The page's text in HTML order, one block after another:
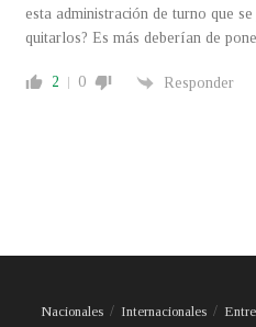
esta administración de turno que
quitarlos? Es más deberían de
2 0 Responder
Nacionales Internacionales